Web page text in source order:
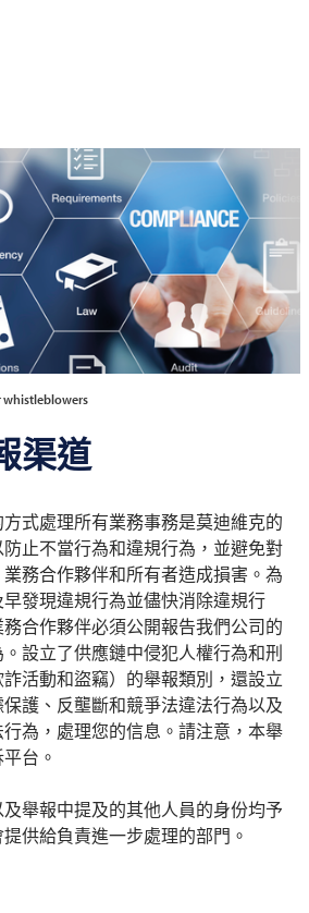
whistleblowers
渠道
式處理所有業務事務是莫迪維克的
止不當行為和違規行為，並避免對
務合作夥伴和所有者造成損害。為
發現違規行為並儘快消除違規行
合作夥伴必須公開報告我們公司的
設立了供應鏈中侵犯人權行為和刑
活動和盜竊）的舉報類別，還設立
護、反壟斷和競爭法違法行為以及
為，處理您的信息。請注意，本舉
台。
舉報中提及的其他人員的身份均予
供給負責進一步處理的部門。